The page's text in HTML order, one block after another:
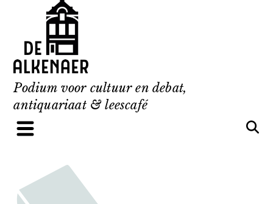
content
Podium voor cultuur en debat,
antiquariaat & leescafé